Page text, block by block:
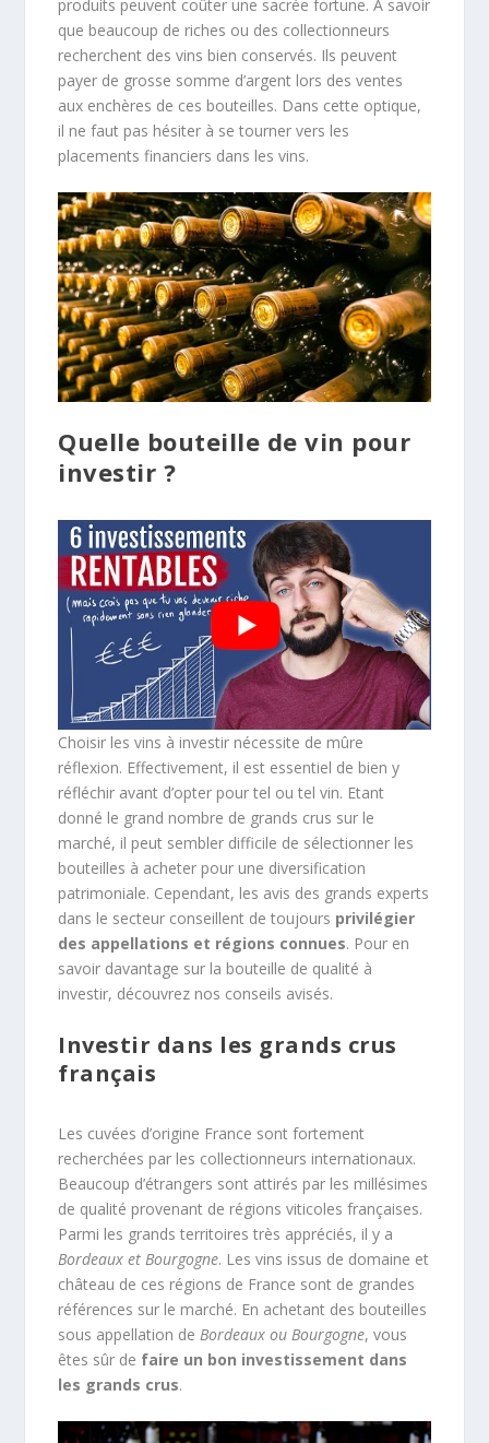
produits peuvent coûter une sacrée fortune. A savoir
que beaucoup de riches ou des collectionneurs
recherchent des vins bien conservés. Ils peuvent
payer de grosse somme d’argent lors des ventes
aux enchères de ces bouteilles. Dans cette optique,
il ne faut pas hésiter à se tourner vers les
placements financiers dans les vins.
Quelle bouteille de vin pour
investir ?
Choisir les vins à investir nécessite de mûre
réflexion. Effectivement, il est essentiel de bien y
réfléchir avant d’opter pour tel ou tel vin. Etant
donné le grand nombre de grands crus sur le
marché, il peut sembler difficile de sélectionner les
bouteilles à acheter pour une diversification
patrimoniale. Cependant, les avis des grands experts
dans le secteur conseillent de toujours privilégier
des appellations et régions connues. Pour en
savoir davantage sur la bouteille de qualité à
investir, découvrez nos conseils avisés.
Investir dans les grands crus
français
Les cuvées d’origine France sont fortement
recherchées par les collectionneurs internationaux.
Beaucoup d’étrangers sont attirés par les millésimes
de qualité provenant de régions viticoles françaises.
Parmi les grands territoires très appréciés, il y a
Bordeaux et Bourgogne. Les vins issus de domaine et
château de ces régions de France sont de grandes
références sur le marché. En achetant des bouteilles
sous appellation de Bordeaux ou Bourgogne, vous
êtes sûr de faire un bon investissement dans
les grands crus.